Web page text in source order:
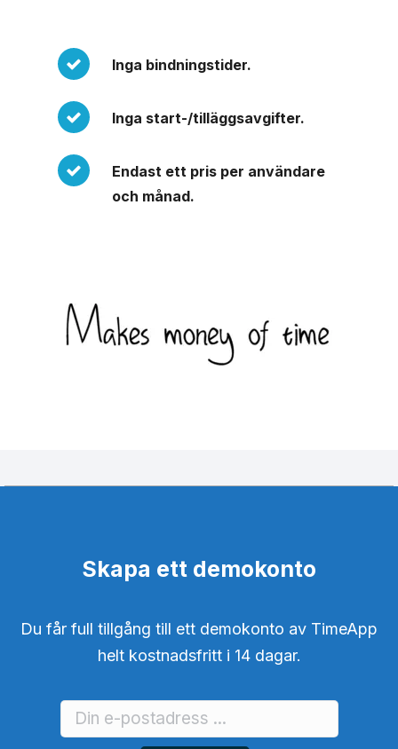
Inga bindningstider.
Inga start-/tilläggsavgifter.
Endast ett pris per användare
och månad.
Skapa ett demokonto
Du får full tillgång till ett demokonto av TimeApp
helt kostnadsfritt i 14 dagar.